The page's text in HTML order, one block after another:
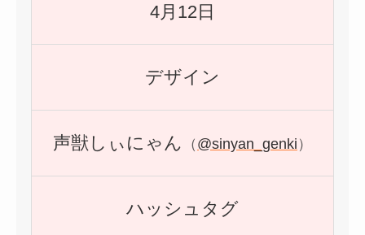
4月12日
デザイン
声獣しぃにゃん （ @sinyan_genki ）
ハッシュタグ